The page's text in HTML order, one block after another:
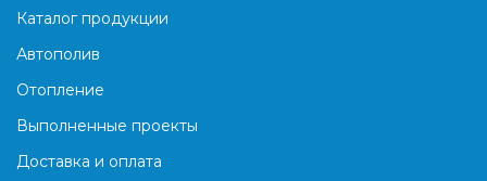
Каталог продукции
Автополив
Отопление
Выполненные проекты
Доставка и оплата